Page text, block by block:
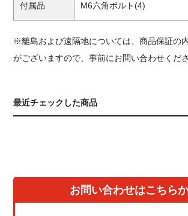
付属品 M6六角ボルト(4)
※離島および遠隔地については、商品保証の
がございますので、事前にお問い合わせくださ
最近チェックした商品
お問い合わせはこちら